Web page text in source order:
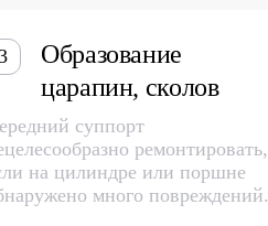
Образование
царапин, сколов
суппорт
ремонтировать,
на цилиндре или поршне
много повреждений.